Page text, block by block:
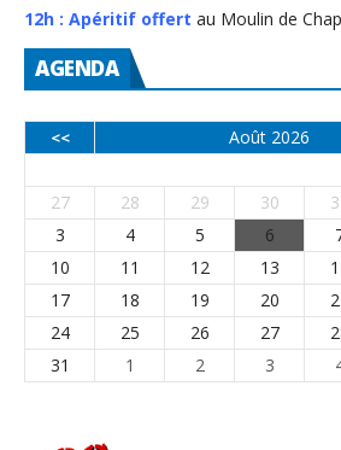
12h : Apéritif offert au Moulin de
AGENDA
<< Août 2026
27
28 29 30
3
4 5 6
10
11 12 13
17
18 19 20
24
25 26 27
31
1 2 3